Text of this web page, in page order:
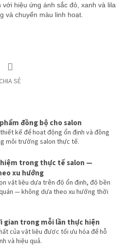
với hiệu ứng ánh sắc đỏ, xanh và lila
và chuyển màu linh hoạt.
CHIA SẺ
đồng bộ cho salon
kế để hoạt động ổn định và đồng
môi trường salon thực tế.
trong thực tế salon —
xu hướng
vật liệu dựa trên độ ổn định, độ bền
— không dựa theo xu hướng thời
trong mỗi lần thực hiện
của vật liệu được tối ưu hóa để hỗ
và hiệu quả.